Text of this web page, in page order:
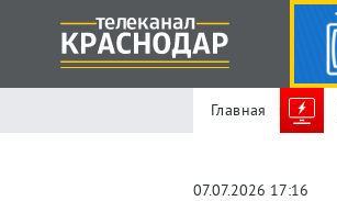
Главная
07.07.2026 17:16